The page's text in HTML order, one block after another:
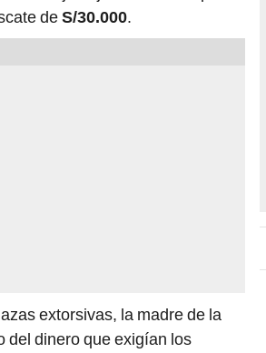
deS/30.000.
extorsivas, la madre de la
del dinero que exigían los